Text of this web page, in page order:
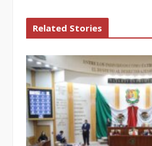
Related Stories